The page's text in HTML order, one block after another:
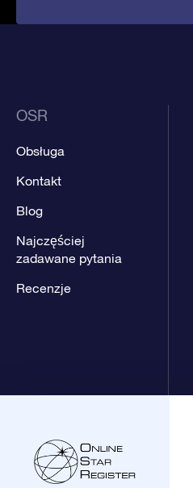
OSR
Obsługa
Kontakt
Blog
Najczęściej
zadawane pytania
Recenzje